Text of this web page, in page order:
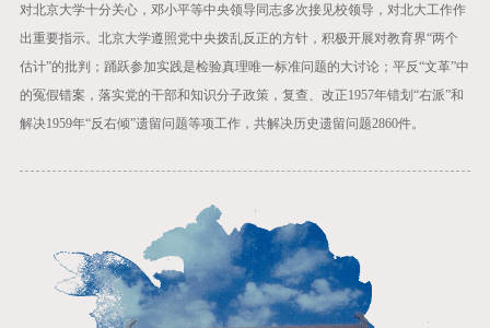
对北京大学十分关心，邓小平等中央领导同志多次接见校领导，对北大工作作
出重要指示。北京大学遵照党中央拨乱反正的方针，积极开展对教育界“两个
估计”的批判；踊跃参加实践是检验真理唯一标准问题的大讨论；平反“文革”中
的冤假错案，落实党的干部和知识分子政策，复查、改正1957年错划“右派”和
解决1959年“反右倾”遗留问题等项工作，共解决历史遗留问题2860件。